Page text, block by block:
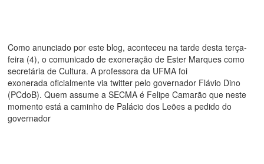
Como anunciado por este blog, aconteceu na tarde desta terça-
feira (4), o comunicado de exoneração de Ester Marques como
secretária de Cultura. A professora da UFMA foi
exonerada oficialmente via twitter pelo governador Flávio Dino
(PCdoB). Quem assume a SECMA é Felipe Camarão que neste
momento está a caminho de Palácio dos Leões a pedido do
governador